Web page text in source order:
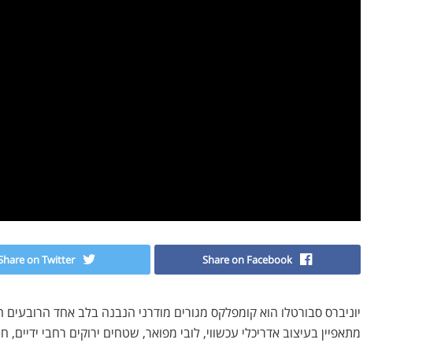
Share on Facebook
on Twitter
יוניברס סבורטלו הוא קומפלקס מגורים מודרני הנבנה בלב אחד הרובעים
מתאפיין בעיצוב אדריכלי עכשווי, לובי מפואר, שטחים ירוקים רחבי ידיים,